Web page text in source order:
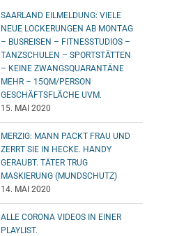
SAARLAND EILMELDUNG: VIELE
NEUE LOCKERUNGEN AB MONTAG
– BUSREISEN – FITNESSTUDIOS –
TANZSCHULEN – SPORTSTÄTTEN
– KEINE ZWANGSQUARANTÄNE
MEHR – 15QM/PERSON
GESCHÄFTSFLÄCHE UVM.
15. MAI 2020
MERZIG: MANN PACKT FRAU UND
ZERRT SIE IN HECKE. HANDY
GERAUBT. TÄTER TRUG
MASKIERUNG (MUNDSCHUTZ)
14. MAI 2020
ALLE CORONA VIDEOS IN EINER
PLAYLIST.